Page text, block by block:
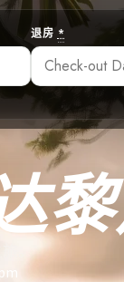
退房 *
。